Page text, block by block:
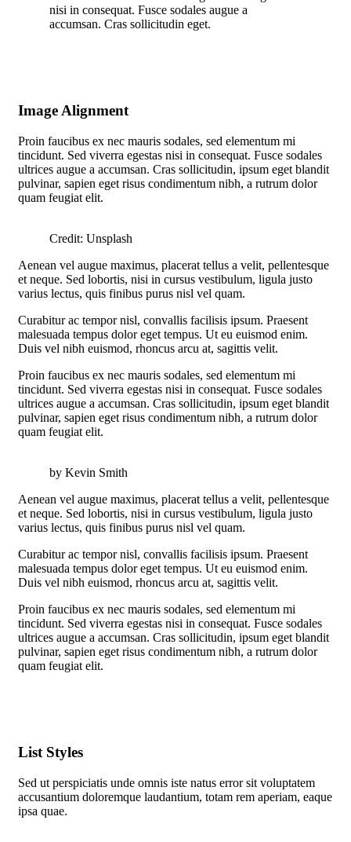
nisi in consequat. Fusce sodales augue a
accumsan. Cras sollicitudin eget.
Image Alignment
Proin faucibus ex nec mauris sodales, sed elementum mi
tincidunt. Sed viverra egestas nisi in consequat. Fusce sodales
ultrices augue a accumsan. Cras sollicitudin, ipsum eget blandit
pulvinar, sapien eget risus condimentum nibh, a rutrum dolor
quam feugiat elit.
Credit: Unsplash
Aenean vel augue maximus, placerat tellus a velit, pellentesque
et neque. Sed lobortis, nisi in cursus vestibulum, ligula justo
varius lectus, quis finibus purus nisl vel quam.
Curabitur ac tempor nisl, convallis facilisis ipsum. Praesent
malesuada tempus dolor eget tempus. Ut eu euismod enim.
Duis vel nibh euismod, rhoncus arcu at, sagittis velit.
Proin faucibus ex nec mauris sodales, sed elementum mi
tincidunt. Sed viverra egestas nisi in consequat. Fusce sodales
ultrices augue a accumsan. Cras sollicitudin, ipsum eget blandit
pulvinar, sapien eget risus condimentum nibh, a rutrum dolor
quam feugiat elit.
by Kevin Smith
Aenean vel augue maximus, placerat tellus a velit, pellentesque
et neque. Sed lobortis, nisi in cursus vestibulum, ligula justo
varius lectus, quis finibus purus nisl vel quam.
Curabitur ac tempor nisl, convallis facilisis ipsum. Praesent
malesuada tempus dolor eget tempus. Ut eu euismod enim.
Duis vel nibh euismod, rhoncus arcu at, sagittis velit.
Proin faucibus ex nec mauris sodales, sed elementum mi
tincidunt. Sed viverra egestas nisi in consequat. Fusce sodales
ultrices augue a accumsan. Cras sollicitudin, ipsum eget blandit
pulvinar, sapien eget risus condimentum nibh, a rutrum dolor
quam feugiat elit.
List Styles
Sed ut perspiciatis unde omnis iste natus error sit voluptatem
accusantium doloremque laudantium, totam rem aperiam, eaque
ipsa quae.